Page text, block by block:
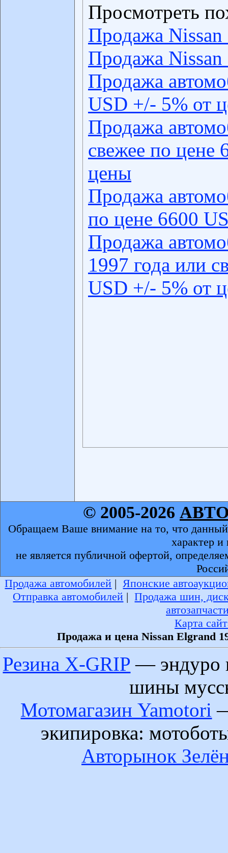
Просмотреть
Продажа Nissan
Продажа
Продажа
USD +/- 5% от
Продажа
свежее по цене
цены
Продажа
по цене 6600
Продажа
1997 года или
USD +/- 5% от
© 2005-2026
Обращаем Ваше внимание на то, что
характер
не является публичной офертой,
Продажа автомобилей | Японские
Отправка автомобилей |Продажа шин,
Карта
Продажа и цена Nissan Elgrand
Резина X-GRIP — эндуро
шины
Мотомагазин Yamotori
экипировка:
Авторынок